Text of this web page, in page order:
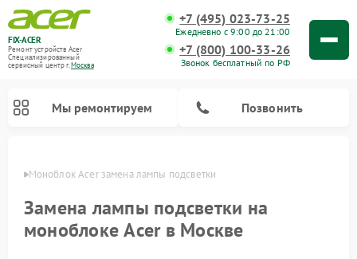
FIX-ACER
Ремонт устройств Acer
Специализированный
cервисный центр г.Москва
+7 (495) 023-73-25
Ежедневно с 9:00 до 21:00
+7 (800) 100-33-26
Звонок бесплатный по РФ
Мы ремонтируем Позвонить
Моноблок Acer замена лампы подсветки
Замена лампы подсветки на
моноблоке Acer в Москве